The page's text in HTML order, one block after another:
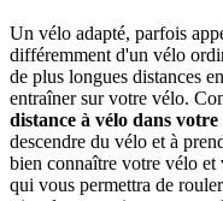
Un vélo adapté, parfois
différemment d'un vélo
de plus longues distances
entraîner sur votre vélo.
distance à vélo dans
descendre du vélo et à
bien connaître votre vélo et
qui vous permettra de